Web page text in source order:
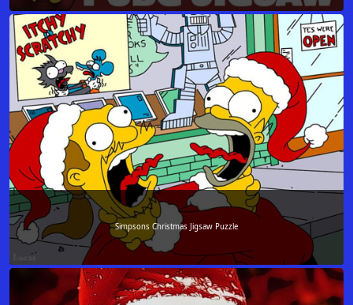
Simpsons Christmas Jigsaw Puzzle